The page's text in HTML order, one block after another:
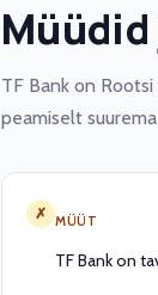
TF Bank on
peamiselt
✗ MÜÜT
TF Bank on